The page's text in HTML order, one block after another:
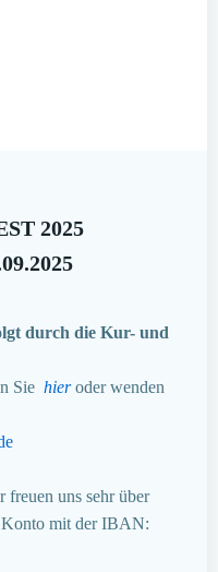
2025
durch die Kur- und
Sie hieroder wenden
freuen uns sehr über
Konto mit der IBAN: